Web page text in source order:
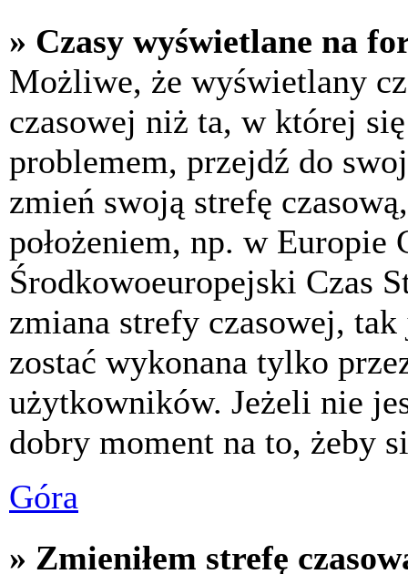
» Czasy wyświetlane na
Możliwe, że wyświetlany
czasowej niż ta, w której
problemem, przejdź do
zmień swoją strefę
położeniem, np. w Europie
Środkowoeuropejski Czas
zmiana strefy czasowej,
zostać wykonana tylko
użytkowników. Jeżeli nie
dobry moment na to, żeby
Góra
» Zmieniłem strefę